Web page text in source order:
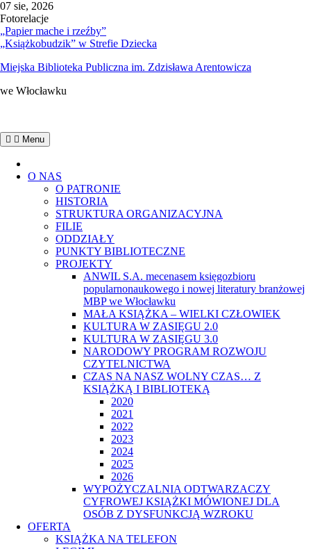
treści
Skip
to
content
07 sie, 2026
Fotorelacje
„Papier mache i rzeźby”
„Książkobudzik” w Strefie Dziecka
Miejska Biblioteka Publiczna im. Zdzisława Arentowicza
we Włocławku
Menu
O NAS
O PATRONIE
HISTORIA
STRUKTURA ORGANIZACYJNA
FILIE
ODDZIAŁY
PUNKTY BIBLIOTECZNE
PROJEKTY
ANWIL S.A. mecenasem księgozbioru
popularnonaukowego i nowej literatury branżowej
MBP we Włocławku
MAŁA KSIĄŻKA – WIELKI CZŁOWIEK
KULTURA W ZASIĘGU 2.0
KULTURA W ZASIĘGU 3.0
NARODOWY PROGRAM ROZWOJU
CZYTELNICTWA
CZAS NA NASZ WOLNY CZAS… Z
KSIĄŻKĄ I BIBLIOTEKĄ
2020
2021
2022
2023
2024
2025
2026
WYPOŻYCZALNIA ODTWARZACZY
CYFROWEJ KSIĄŻKI MÓWIONEJ DLA
OSÓB Z DYSFUNKCJĄ WZROKU
OFERTA
KSIĄŻKA NA TELEFON